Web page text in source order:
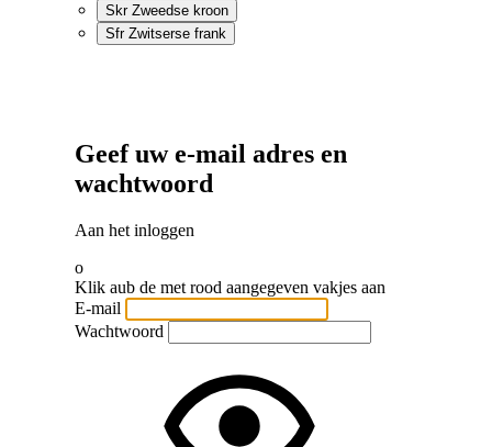
Skr Zweedse kroon
Sfr Zwitserse frank
Geef uw e-mail adres en
wachtwoord
Aan het inloggen
o
Klik aub de met rood aangegeven vakjes aan
E-mail
Wachtwoord